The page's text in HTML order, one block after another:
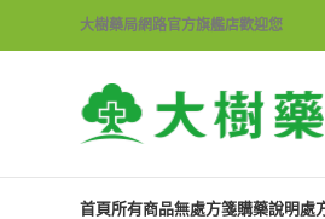
大樹藥局網路官方旗艦店歡迎您
首頁所有商品無處方箋購藥說明處